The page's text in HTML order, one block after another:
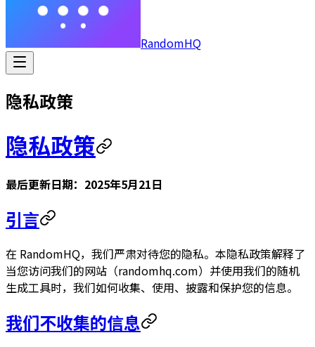
RandomHQ
隐私政策
隐私政策
最后更新日期：2025年5月21日
引言
在 RandomHQ，我们严肃对待您的隐私。本隐私政策解释了
当您访问我们的网站（randomhq.com）并使用我们的随机
生成工具时，我们如何收集、使用、披露和保护您的信息。
我们不收集的信息